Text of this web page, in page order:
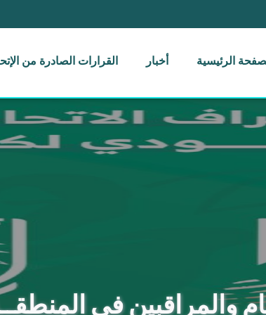
الرئيسية أخبار القرارات الصادرة من
والمراقبين في